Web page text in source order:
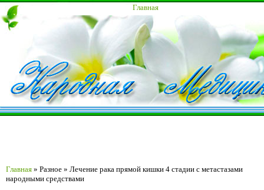
Главная
Главная » Разное » Лечение рака прямой кишки 4 стадии с метастазами
народными средствами